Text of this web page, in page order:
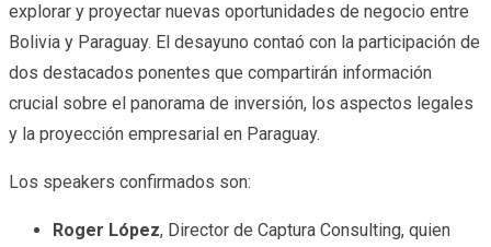
explorar y proyectar nuevas oportunidades de negocio entre
Bolivia y Paraguay. El desayuno contaó con la participación de
dos destacados ponentes que compartirán información
crucial sobre el panorama de inversión, los aspectos legales
y la proyección empresarial en Paraguay.
Los speakers confirmados son:
Roger López, Director de Captura Consulting, quien